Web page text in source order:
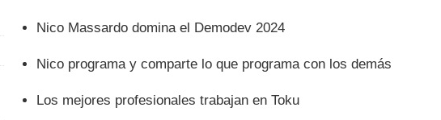
Nico Massardo domina el Demodev 2024
Nico programa y comparte lo que programa con los demás
Los mejores profesionales trabajan en Toku